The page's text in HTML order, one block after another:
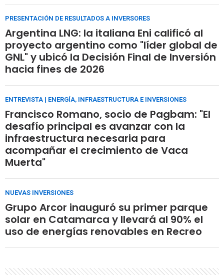
PRESENTACIÓN DE RESULTADOS A INVERSORES
Argentina LNG: la italiana Eni calificó al
proyecto argentino como "líder global de
GNL" y ubicó la Decisión Final de Inversión
hacia fines de 2026
ENTREVISTA | ENERGÍA, INFRAESTRUCTURA E INVERSIONES
Francisco Romano, socio de Pagbam: "El
desafío principal es avanzar con la
infraestructura necesaria para
acompañar el crecimiento de Vaca
Muerta"
NUEVAS INVERSIONES
Grupo Arcor inauguró su primer parque
solar en Catamarca y llevará al 90% el
uso de energías renovables en Recreo